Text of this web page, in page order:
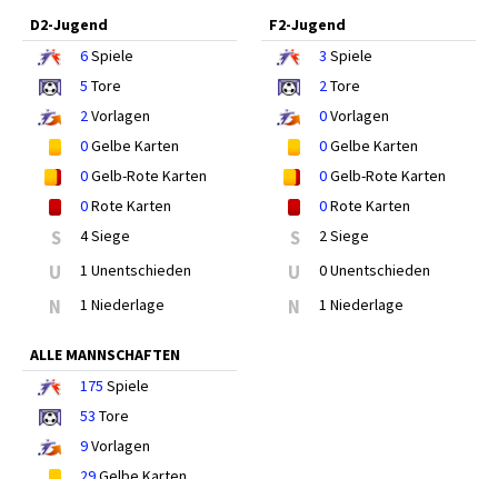
D2-Jugend
6Spiele
5 Tore
2Vorlagen
0Gelbe Karten
0Gelb-Rote Karten
0Rote Karten
S 4 Siege
U 1 Unentschieden
N 1 Niederlage
F2-Jugend
3 Spiele
2Tore
0Vorlagen
0Gelbe Karten
0Gelb-Rote Karten
0Rote Karten
S 2 Siege
U 0 Unentschieden
N 1 Niederlage
ALLE MANNSCHAFTEN
175 Spiele
53 Tore
9Vorlagen